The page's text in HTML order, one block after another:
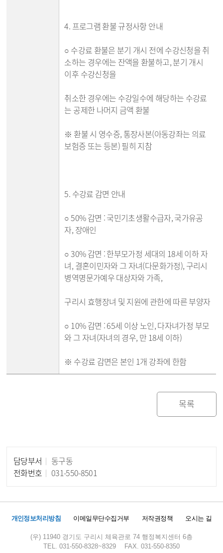
4. 프로그램 환불 규정사항 안내
○ 수강료 환불은 분기 개시 전에 수강신청을 취
소하는 경우에는 잔액을 환불하고, 분기 개시
이후 수강신청을
취소한 경우에는 수강일수에 해당하는 수강료
는 공제한 나머지 금액 환불
※ 환불 시 영수증, 통장사본(아동강좌는 의료
보험증 또는 등본) 필히 지참
5. 수강료 감면 안내
○ 50% 감면 : 국민기초생활수급자, 국가유공
자, 장애인
○ 30% 감면 : 한부모가정 세대의 18세 이하 자
녀, 결혼이민자와 그 자녀(다문화가정), 구리시
병역명문가예우 대상자와 가족,
구리시 효행장녀 및 지원에 관한에 따른 부양자
○ 10% 감면 : 65세 이상 노인, 다자녀가정 부모
와 그 자녀(자녀의 경우, 만 18세 이하)
※ 수강료 감면은 본인 1개 강좌에 한함
목록
담당부서
동구동
전화번호
031-550-8501
개인정보처리방침 이메일무단수집거부 저작권정책 오시는 길
(우) 11940 경기도 구리시 체육관로 74 행정복지센터 6층
TEL. 031-550-8328~8329
FAX. 031-550-8350